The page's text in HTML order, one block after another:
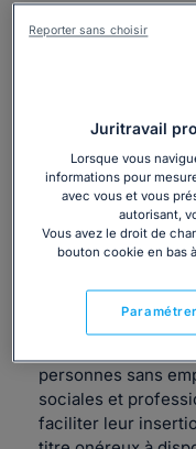
information,
entreposage et
l'étranger ;
activités de
d'ingénierie et de
recherche
convention
administratif
temporairement en
personnes sans
sociales et
faciliter leur
Juritravail
Lorsque vous
informations pour
avec vous et vous
autorisant,
Vous avez le droit de
bouton cookie en bas
Paramétrer
Reporter sans choisir